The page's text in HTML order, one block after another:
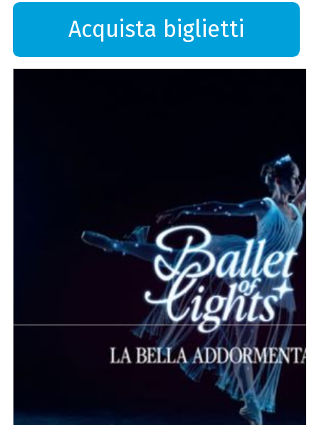
Acquista biglietti